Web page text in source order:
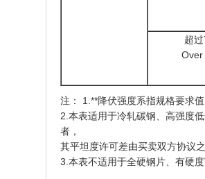
超
注： 1.**降伏强度系指规格要求
2.本表适用于冷轧碳钢、高强度
者，
其平坦度许可差由买卖双方协议
3.本表不适用于全硬钢片、有硬